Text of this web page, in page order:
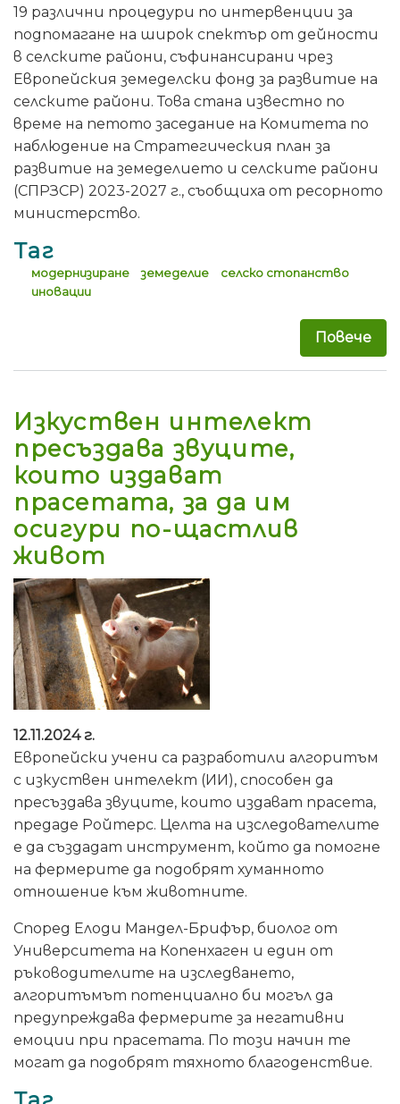
19 различни процедури по интервенции за
подпомагане на широк спектър от дейности
в селските райони, съфинансирани чрез
Европейския земеделски фонд за развитие на
селските райони. Това стана известно по
време на петото заседание на Комитета по
наблюдение на Стратегическия план за
развитие на земеделието и селските райони
(СПРЗСР) 2023-2027 г., съобщиха от ресорното
министерство.
Таг
модернизиране земеделие
селско стопанство
иновации
Повече
Изкуствен интелект
пресъздава звуците,
които издават
прасетата, за да им
осигури по-щастлив
живот
12.11.2024 г.
Европейски учени са разработили алгоритъм
с изкуствен интелект (ИИ), способен да
пресъздава звуците, които издават прасета,
предаде Ройтерс. Целта на изследователите
е да създадат инструмент, който да помогне
на фермерите да подобрят хуманното
отношение към животните.
Според Елоди Мандел-Брифър, биолог от
Университета на Копенхаген и един от
ръководителите на изследването,
алгоритъмът потенциално би могъл да
предупреждава фермерите за негативни
емоции при прасетата. По този начин те
могат да подобрят тяхното благоденствие.